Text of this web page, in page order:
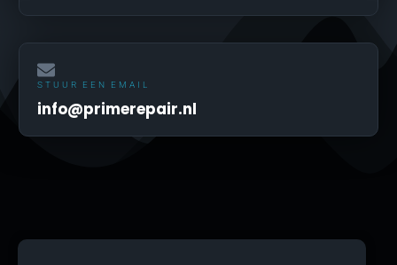
STUUR EEN EMAIL
info@primerepair.nl